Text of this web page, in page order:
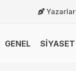
Yazarlar
GENEL